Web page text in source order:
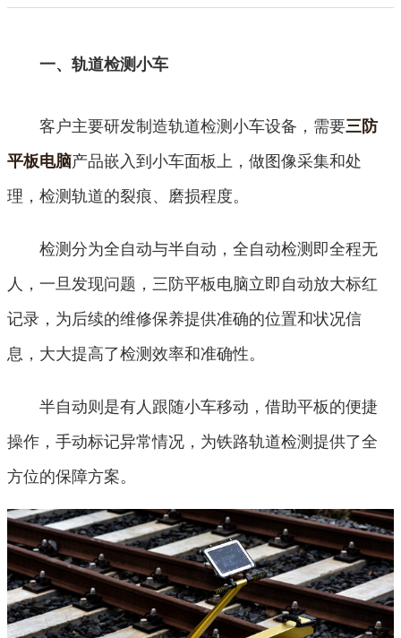
一、轨道检测小车
客户主要研发制造轨道检测小车设备，需要三防
平板电脑产品嵌入到小车面板上，做图像采集和处
理，检测轨道的裂痕、磨损程度。
检测分为全自动与半自动，全自动检测即全程无
人，一旦发现问题，三防平板电脑立即自动放大标红
记录，为后续的维修保养提供准确的位置和状况信
息，大大提高了检测效率和准确性。
半自动则是有人跟随小车移动，借助平板的便捷
操作，手动标记异常情况，为铁路轨道检测提供了全
方位的保障方案。